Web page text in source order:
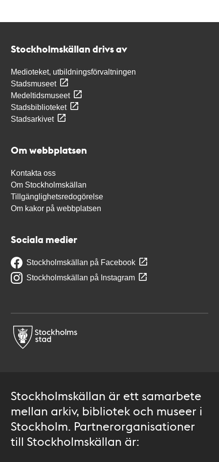
Stockholmskällan drivs av
Medioteket, utbildningsförvaltningen
Stadsmuseet
Medeltidsmuseet
Stadsbiblioteket
Stadsarkivet
Om webbplatsen
Kontakta oss
Om Stockholmskällan
Tillgänglighetsredogörelse
Om kakor på webbplatsen
Sociala medier
Stockholmskällan på Facebook
Stockholmskällan på Instagram
Stockholmskällan är ett samarbete
mellan arkiv, bibliotek och museer i
Stockholm. Partnerorganisationer
till Stockholmskällan är: